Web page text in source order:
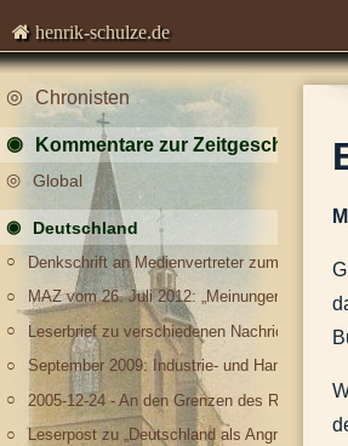
henrik-schulze.de
Chronisten
Kommentare zur Zeitgeschichte
Global
Deutschland
Denkschrift an Medienvertreter zum
MAZ vom 26. Juli 2012: „Meinungen fordern
Leserbrief zu verschiedenen Nachrichten im
September 2009: Industrie- und
2005-12-24 - An den Grenzen des
Leserpost zu „Deutschland als Angriffsziel